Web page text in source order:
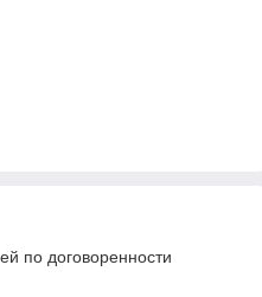
по договоренности